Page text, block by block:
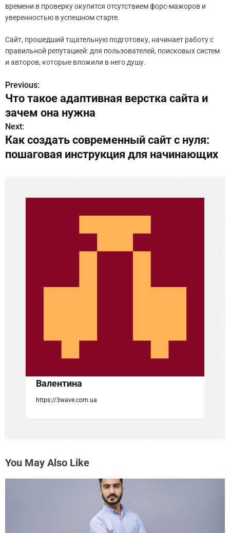
времени в проверку окупится отсутствием форс-мажоров и
уверенностью в успешном старте.
Сайт, прошедший тщательную подготовку, начинает работу с
правильной репутацией: для пользователей, поисковых систем
и авторов, которые вложили в него душу.
Н
а
в
и
а
ц
и
я
п
о
з
а
п
и
с
я
м
Previous:
Что такое адаптивная верстка сайта и
зачем она нужна
Next:
Как создать современный сайт с нуля:
пошаговая инструкция для начинающих
Валентина
https://3wave.com.ua
You May Also Like